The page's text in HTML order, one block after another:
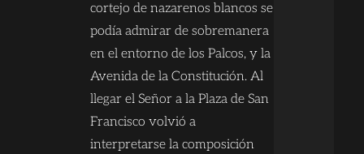
cortejo de nazarenos blancos se
podía admirar de sobremanera
en el entorno de los Palcos, y la
Avenida de la Constitución. Al
llegar el Señor a la Plaza de San
Francisco volvió a
interpretarse la composición